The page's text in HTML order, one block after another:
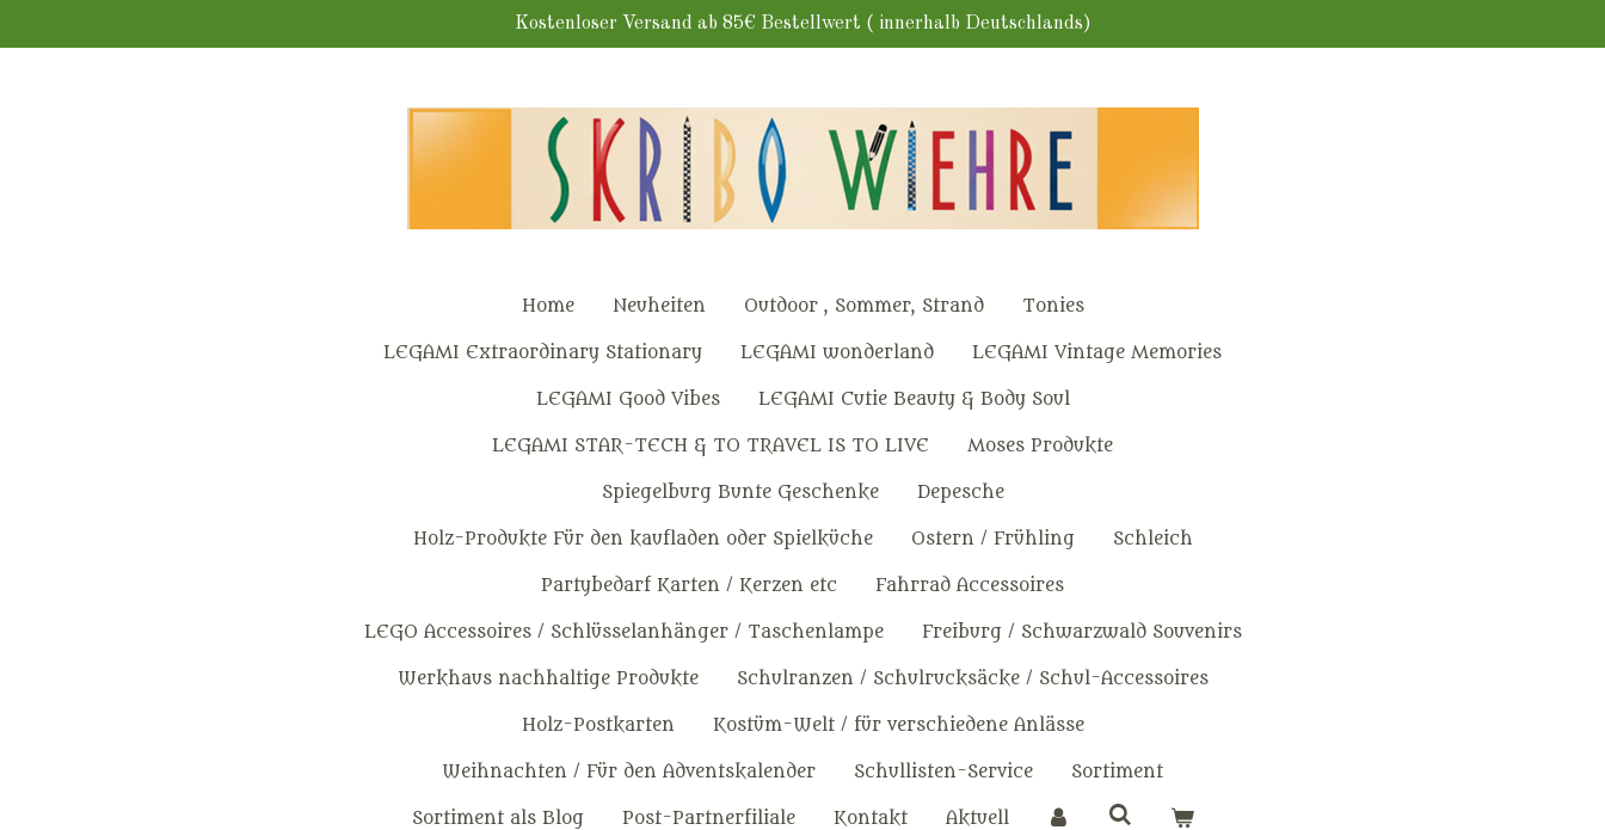
Hauptinhalt
Kostenloser Versand ab 85€ Bestellwert ( innerhalb Deutschlands)
Home Neuheiten Outdoor , Sommer, Strand Tonies
LEGAMI Extraordinary Stationary LEGAMI wonderland LEGAMI Vintage Memories
LEGAMI Good Vibes LEGAMI Cutie Beauty & Body Soul
LEGAMI STAR-TECH & TO TRAVEL IS TO LIVE Moses Produkte
Spiegelburg Bunte Geschenke Depesche
Holz-Produkte Für den kaufladen oder Spielküche Ostern / Frühling Schleich
Partybedarf Karten / Kerzen etc Fahrrad Accessoires
LEGO Accessoires / Schlüsselanhänger / Taschenlampe Freiburg / Schwarzwald Souvenirs
Werkhaus nachhaltige Produkte Schulranzen / Schulrucksäcke / Schul-Accessoires
Holz-Postkarten Kostüm-Welt / für verschiedene Anlässe
Weihnachten / Für den Adventskalender Schullisten-Service Sortiment
Sortiment als Blog Post-Partnerfiliale Kontakt Aktuell